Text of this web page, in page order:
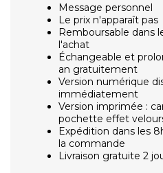
Message personnel
Le prix n'apparaît pas
Remboursable dans
l'achat
Échangeable et
an gratuitement
Version numérique
immédiatement
Version imprimée :
pochette effet
Expédition dans les
la commande
Livraison gratuite 2